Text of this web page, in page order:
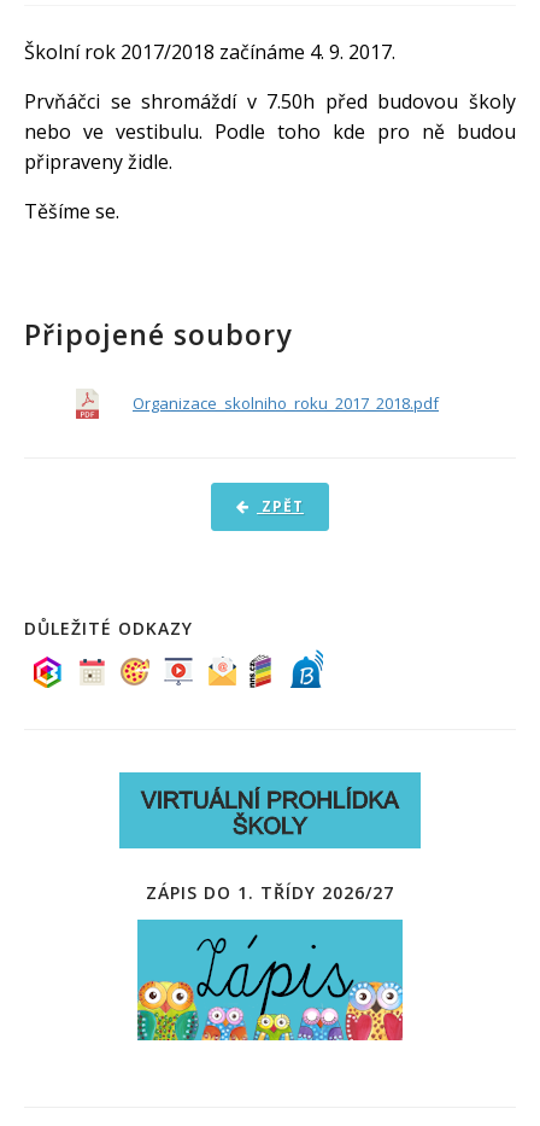
Školní rok 2017/2018 začínáme 4. 9. 2017.
Prvňáčci se shromáždí v 7.50h před budovou školy
nebo ve vestibulu. Podle toho kde pro ně budou
připraveny židle.
Těšíme se.
Připojené soubory
Organizace_skolniho_roku_2017_2018.pdf
ZPĚT
DŮLEŽITÉ ODKAZY
ZÁPIS DO 1. TŘÍDY 2026/27